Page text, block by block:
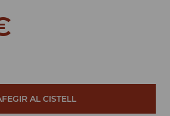
AL CISTELL